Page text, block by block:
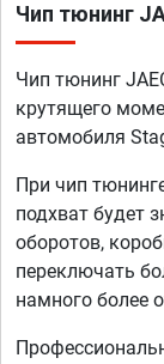
Чип тюнинг
Чип тюнинг
крутящего
автомобиля
При чип
подхват будет
оборотов,
переключать
намного более